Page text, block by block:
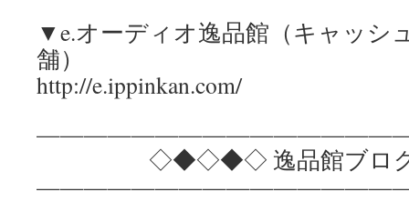
▼e.オーディオ逸品館（キャッシ
舗）
http://e.ippinkan.com/
◇◆◇◆◇ 逸品館ブログ